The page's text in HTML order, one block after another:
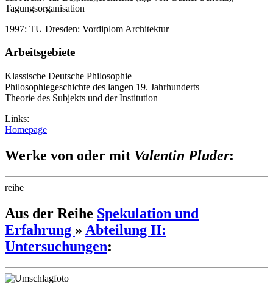
Tagungsorganisation
1997: TU Dresden: Vordiplom Architektur
Arbeitsgebiete
Klassische Deutsche Philosophie
Philosophiegeschichte des langen 19. Jahrhunderts
Theorie des Subjekts und der Institution
Links:
Homepage
Werke von oder mit Valentin Pluder:
reihe
Aus der Reihe Spekulation und
Erfahrung » Abteilung II:
Untersuchungen: